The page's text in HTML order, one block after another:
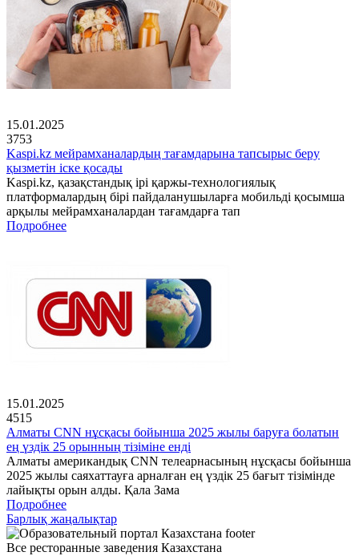
15.01.2025
3753
Kaspi.kz мейрамханалардың тағамдарына тапсырыс беру
қызметін іске қосады
Kaspi.kz, қазақстандық ірі қаржы-технологиялық
платформалардың бірі пайдаланушыларға мобильді қосымша
арқылы мейрамханалардан тағамдарға тап
Подробнее
15.01.2025
4515
Алматы CNN нұсқасы бойынша 2025 жылы баруға болатын
ең үздік 25 орынның тізіміне енді
Алматы американдық CNN телеарнасының нұсқасы бойынша
2025 жылы саяхаттауға арналған ең үздік 25 бағыт тізімінде
лайықты орын алды. Қала Зама
Подробнее
Барлық жаңалықтар
Все ресторанные заведения Казахстана